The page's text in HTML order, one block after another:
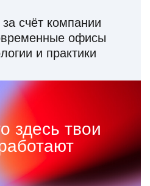
счёт компании
офисы
и практики
здесь твои